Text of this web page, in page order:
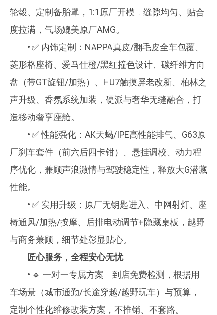
轮毂、定制备胎罩，1:1原厂开模，缝隙均匀、贴合
度拉满，气场媲美原厂AMG。
• ✅ 内饰定制：NAPPA真皮/翻毛皮全车包覆、
菱形格座椅、爱马仕橙/黑红撞色设计、碳纤维方向
盘（带GT旋钮/加热）、HU7触摸屏老改新、柏林之
声升级、香氛系统加装，硬派与奢华无缝融合，打
造移动奢享座舱。
• ✅ 性能强化：AK天蝎/IPE高性能排气、G63原
厂刹车套件（前六后四卡钳）、悬挂调校、动力程
序优化，兼顾声浪激情与驾驶稳定性，释放大G潜藏
性能。
• ✅ 实用升级：原厂无钥匙进入、中网射灯、座
椅通风/加热/按摩、后排电动调节+隐藏桌板，越野
与商务兼顾，细节处彰显贴心。
匠心服务，全程安心无忧
• 🔹 一对一专属方案：到店免费检测，根据用
车场景（城市通勤/长途穿越/越野玩车）与预算，
定制个性化维修改装方案，不推销、不套路。